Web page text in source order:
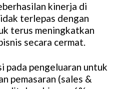
kinerja di
terlepas dengan
terus meningkatkan
secara cermat.
pada pengeluaran untuk
pemasaran (sales &